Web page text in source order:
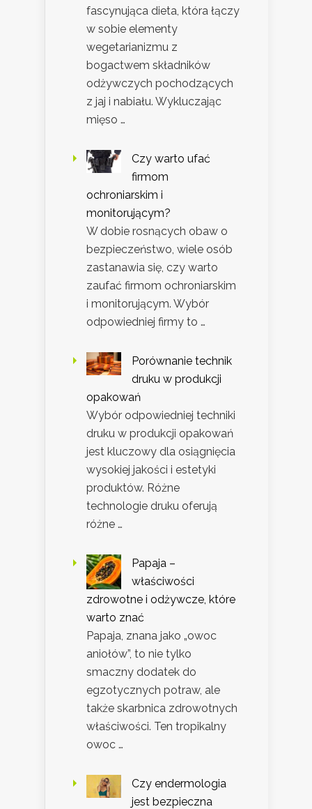
fascynująca dieta, która łączy
w sobie elementy
wegetarianizmu z
bogactwem składników
odżywczych pochodzących
z jaj i nabiału. Wykluczając
mięso …
Czy warto ufać
firmom
ochroniarskim i
monitorującym?
W dobie rosnących obaw o
bezpieczeństwo, wiele osób
zastanawia się, czy warto
zaufać firmom ochroniarskim
i monitorującym. Wybór
odpowiedniej firmy to …
Porównanie technik
druku w produkcji
opakowań
Wybór odpowiedniej techniki
druku w produkcji opakowań
jest kluczowy dla osiągnięcia
wysokiej jakości i estetyki
produktów. Różne
technologie druku oferują
różne …
Papaja –
właściwości
zdrowotne i odżywcze, które
warto znać
Papaja, znana jako „owoc
aniołów”, to nie tylko
smaczny dodatek do
egzotycznych potraw, ale
także skarbnica zdrowotnych
właściwości. Ten tropikalny
owoc …
Czy endermologia
jest bezpieczna